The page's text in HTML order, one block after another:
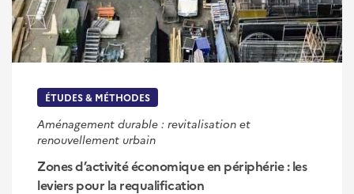
ÉTUDES & MÉTHODES
Aménagement durable : revitalisation et
renouvellement urbain
Zones d’activité économique en périphérie : les
leviers pour la requalification